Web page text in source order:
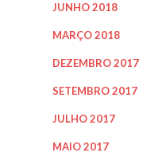
JUNHO 2018
MARÇO 2018
DEZEMBRO 2017
SETEMBRO 2017
JULHO 2017
MAIO 2017